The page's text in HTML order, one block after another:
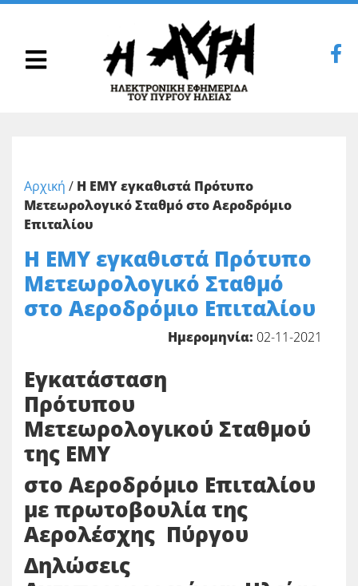
Αρχική / Η ΕΜΥ εγκαθιστά Πρότυπο
Μετεωρολογικό Σταθμό στο Αεροδρόμιο
Επιταλίου
Η ΕΜΥ εγκαθιστά Πρότυπο
Μετεωρολογικό Σταθμό
στο Αεροδρόμιο Επιταλίου
Ημερομηνία: 02-11-2021
Εγκατάσταση
Πρότυπου
Μετεωρολογικού Σταθμού
της ΕΜΥ
στο Αεροδρόμιο Επιταλίου
με πρωτοβουλία της
Αερολέσχης Πύργου
Δηλώσεις